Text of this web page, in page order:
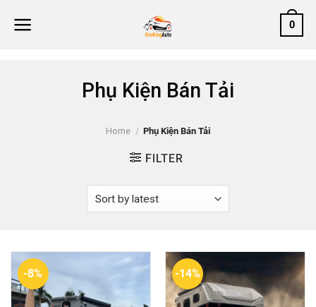
0
Phụ Kiện Bán Tải
Home / Phụ Kiện Bán Tải
FILTER
-8% -14%